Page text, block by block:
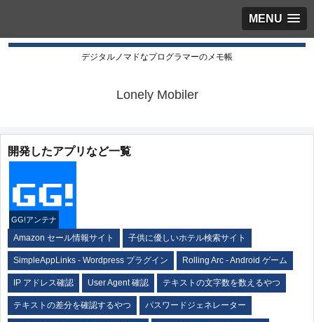
MENU
デジタルノマドなプログラマーのメモ帳
Lonely Mobiler
開発したアプリなど一覧
GG!アンテナ
Amazon セール情報サイト 子供に優しいホテル検索サイト
SimpleAppLinks - Wordpress プラグイン Rolling Arc - Android ゲーム
IP アドレス確認 User Agent 確認 テキストの文字数を数えるやつ
テキストの差分を確認するやつ パスワードジェネレーター